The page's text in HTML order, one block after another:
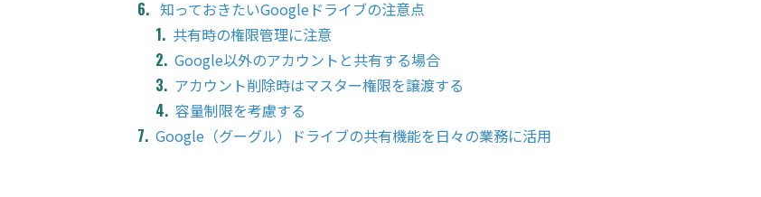
知っておきたいGoogleドライブの注意点
共有時の権限管理に注意
Google以外のアカウントと共有する場合
アカウント削除時はマスター権限を譲渡する
容量制限を考慮する
Google（グーグル）ドライブの共有機能を日々の業務に活用